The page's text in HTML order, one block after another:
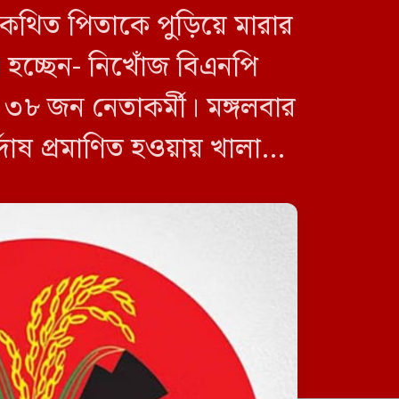
পিতাকে পুড়িয়ে মারার
হচ্ছেন- নিখোঁজ বিএনপি
জন নেতাকর্মী। মঙ্গলবার
প্রমাণিত হওয়ায় খালাস